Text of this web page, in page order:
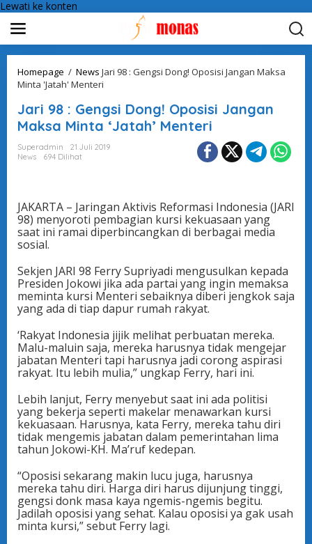
Lewati ke konten
Homepage / News Jari 98 : Gengsi Dong! Oposisi Jangan Maksa
Minta 'Jatah' Menteri
Jari 98 : Gengsi Dong! Oposisi Jangan
Maksa Minta ‘Jatah’ Menteri
Superadmin
21 Juli 2019
News
694 Dilihat
JAKARTA – Jaringan Aktivis Reformasi Indonesia (JARI
98) menyoroti pembagian kursi kekuasaan yang
saat ini ramai diperbincangkan di berbagai media
sosial.
Sekjen JARI 98 Ferry Supriyadi mengusulkan kepada
Presiden Jokowi jika ada partai yang ingin memaksa
meminta kursi Menteri sebaiknya diberi jengkok saja
yang ada di tiap dapur rumah rakyat.
‘Rakyat Indonesia jijik melihat perbuatan mereka.
Malu-maluin saja, mereka harusnya tidak mengejar
jabatan Menteri tapi harusnya jadi corong aspirasi
rakyat. Itu lebih mulia,” ungkap Ferry, hari ini.
Lebih lanjut, Ferry menyebut saat ini ada politisi
yang bekerja seperti makelar menawarkan kursi
kekuasaan. Harusnya, kata Ferry, mereka tahu diri
tidak mengemis jabatan dalam pemerintahan lima
tahun Jokowi-KH. Ma’ruf kedepan.
“Oposisi sekarang makin lucu juga, harusnya
mereka tahu diri. Harga diri harus dijunjung tinggi,
gengsi donk masa kaya ngemis-ngemis begitu.
Jadilah oposisi yang sehat. Kalau oposisi ya gak usah
minta kursi,” sebut Ferry lagi.